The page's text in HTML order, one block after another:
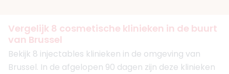
Vergelijk 8 cosmetische klinieken in de buurt
van Brussel
Bekijk 8 injectables klinieken in de omgeving van
Brussel. In de afgelopen 90 dagen zijn deze klinieken